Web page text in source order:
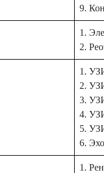
9.
1.
2.
1.
2.
3.
4.
5.
6.
1.